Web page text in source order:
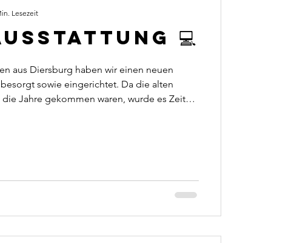
💻
aus Diersburg haben wir einen neuen
sowie eingerichtet. Da die alten
Jahre gekommen waren, wurde es Zeit
Lesezeit